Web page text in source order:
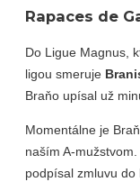
Rapaces de
Do Ligue Magnus,
ligou smeruje
Braňo upísal už
Momentálne je
naším A-
podpísal zmluvu do